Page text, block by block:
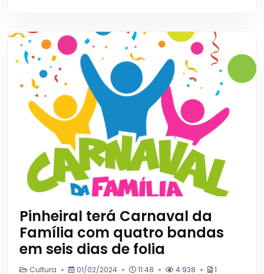
Pinheiral terá Carnaval da
Família com quatro bandas
em seis dias de folia
Cultura 01/02/2024 11:48 4.938 1